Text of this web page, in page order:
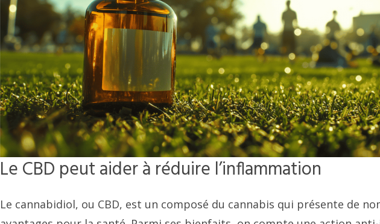
Le CBD peut aider à réduire l’inflammation
Le cannabidiol, ou CBD, est un composé du cannabis qui présente de